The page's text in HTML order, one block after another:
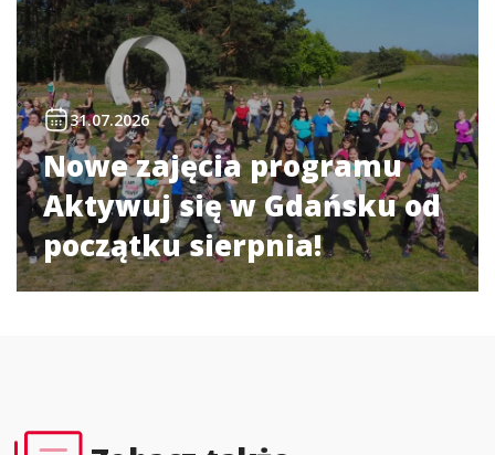
31.07.2026
Nowe zajęcia programu
Aktywuj się w Gdańsku od
początku sierpnia!